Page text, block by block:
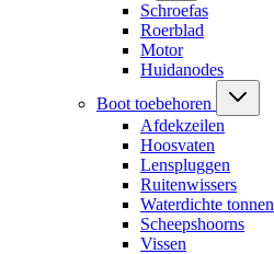
Schroefas
Roerblad
Motor
Huidanodes
Boot toebehoren
Afdekzeilen
Hoosvaten
Lenspluggen
Ruitenwissers
Waterdichte tonnen
Scheepshoorns
Vissen